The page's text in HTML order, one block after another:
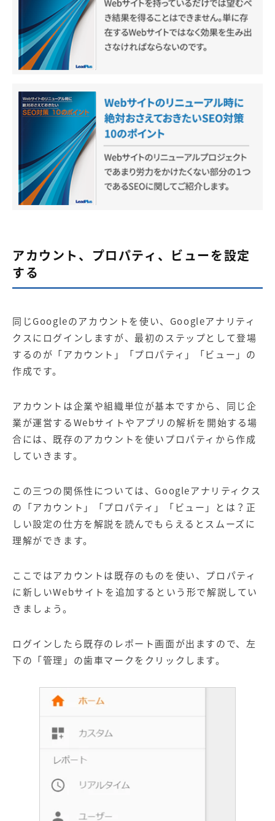
アカウント、プロパティ、ビューを設定
する
同じGoogleのアカウントを使い、Googleアナリティ
クスにログインしますが、最初のステップとして登場
するのが「アカウント」「プロパティ」「ビュー」の
作成です。
アカウントは企業や組織単位が基本ですから、同じ企
業が運営するWebサイトやアプリの解析を開始する場
合には、既存のアカウントを使いプロパティから作成
していきます。
この三つの関係性については、 Googleアナリティクス
の「アカウント」「プロパティ」「ビュー」とは？正
しい設定の仕方を解説を読んでもらえるとスムーズに
理解ができます。
ここではアカウントは既存のものを使い、プロパティ
に新しいWebサイトを追加するという形で解説してい
きましょう。
ログインしたら既存のレポート画面が出ますので、左
下の「管理」の歯車マークをクリックします。